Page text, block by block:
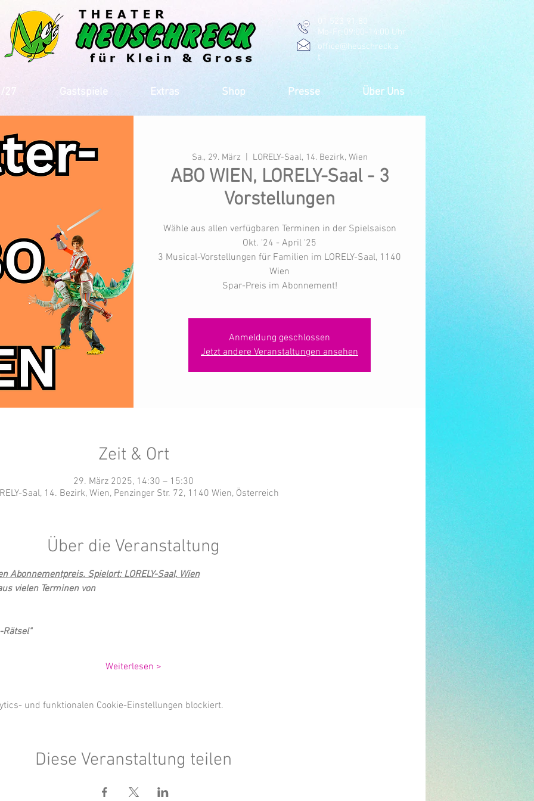
01 523 91 80
Mo-Fr, 09:00-14:00 Uhr
office@heuschreck.a
t
27 Gastspiele Extras Shop Presse Über Uns
Sa., 29. März LORELY-Saal, 14. Bezirk, Wien
ABO WIEN, LORELY-Saal - 3
Vorstellungen
Wähle aus allen verfügbaren Terminen in der Spielsaison
Okt. '24 - April '25
3 Musical-Vorstellungen für Familien im LORELY-Saal, 1140
Wien
Spar-Preis im Abonnement!
Anmeldung geschlossen
Jetzt andere Veranstaltungen ansehen
Zeit & Ort
29. März 2025, 14:30 – 15:30
Saal, 14. Bezirk, Wien, Penzinger Str. 72, 1140 Wien, Österreich
Über die Veranstaltung
Abonnementpreis. Spielort: LORELY-Saal, Wien
vielen Terminen von
Weiterlesen >
und funktionalen Cookie-Einstellungen blockiert.
Diese Veranstaltung teilen